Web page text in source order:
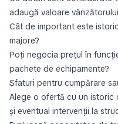
adaugă valoare
Cât de important este
majore?
Poți negocia prețul în
pachete de echipamente?
Sfaturi pentru cumpărare
Alege o ofertă cu un istoric
și eventual intervenții la